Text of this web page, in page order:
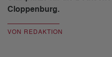
Cloppenburg.
VON REDAKTION